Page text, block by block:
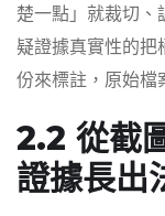
楚一點」就裁切
疑證據真實性的把
份來標註，原始檔
2.2 從截
證據長出